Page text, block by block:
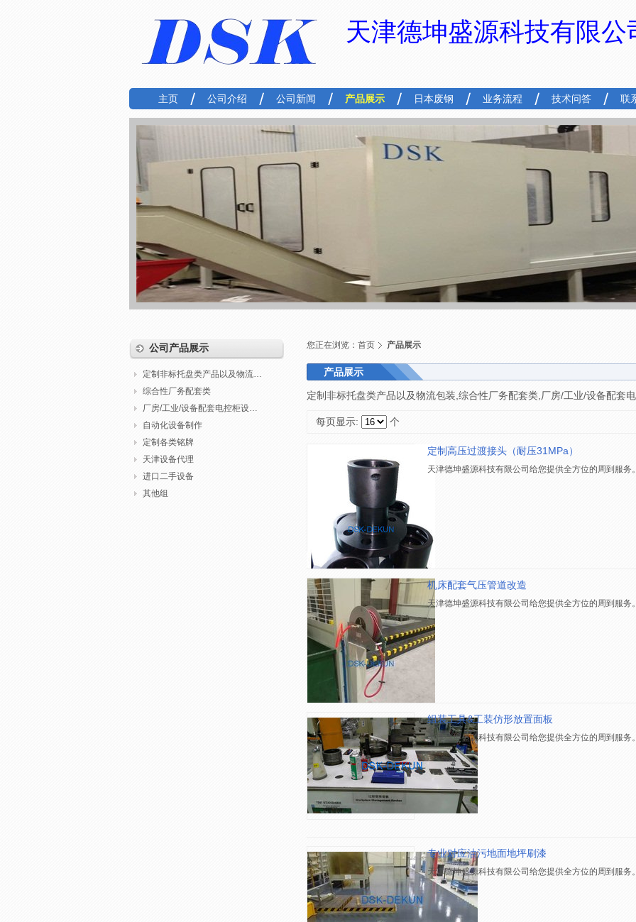
天津德坤盛源科技有限公
主页 公司介绍 公司新闻 产品展示 日本废钢 业务流程 技术问答 联
公司产品展示
定制非标托盘类产品以及物流包装
综合性厂务配套类
厂房/工业/设备配套电控柜设计制作调试
自动化设备制作
定制各类铭牌
天津设备代理
进口二手设备
其他组
您正在浏览： 首页 产品展示
产品展示
定制非标托盘类产品以及物流包装,综合性厂务配套类,厂房/工业/设备配套
每页显示: 个
定制高压过渡接头（耐压31MPa）
天津德坤盛源科技有限公司给您提供全方位的周到服务
机床配套气压管道改造
天津德坤盛源科技有限公司给您提供全方位的周到服务
组装工具&工装仿形放置面板
天津德坤盛源科技有限公司给您提供全方位的周到服务
专业对应油污地面地坪刷漆
天津德坤盛源科技有限公司给您提供全方位的周到服务